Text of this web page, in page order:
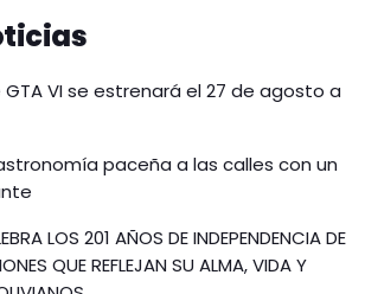
VI se estrenará el 27 de agosto a
paceña a las calles con un
LOS 201 AÑOS DE INDEPENDENCIA DE
QUE REFLEJAN SU ALMA, VIDA Y